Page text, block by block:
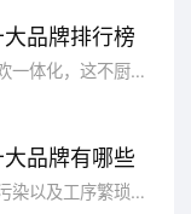
品牌排行榜
现在的装修风格，喜欢一体化，这不厨房里的集成灶就非常的受欢迎。这里综合产品销量、用户口碑、网友投票等指标评选出了集成灶一线知名品牌，主要有这几个品牌：板川、金利、金帝、凯度、帅丰、森歌、亿田等。
品牌有哪些
集成墙面是针对家装污染以及工序繁琐等弊端，提出的集成化全屋装修解决方案，它是具有保温、隔热、防潮等多项功能在一起的墙面装饰材料，其广泛适用于墙面顶部、背景墙等的装饰。集成墙面环保性能非常好，色彩丰富，且立体感很强，是墙纸，涂料的换代产品，在这里为大家推荐几款很不错的集成墙面品牌。